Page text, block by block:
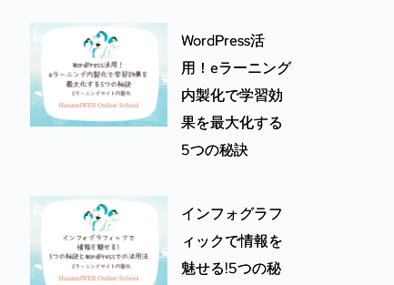
WordPress活
用！eラーニング
内製化で学習効
果を最大化する
5つの秘訣
インフォグラフ
ィックで情報を
魅せる!5つの秘